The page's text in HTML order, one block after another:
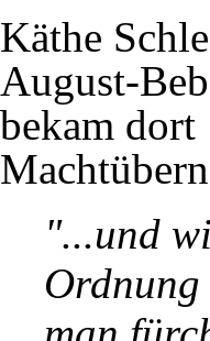
Käthe
August-
bekam
"...und